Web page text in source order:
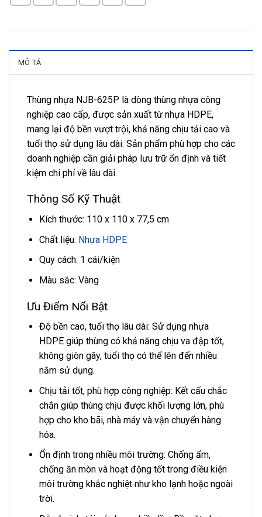
MÔ TẢ
Thùng nhựa NJB-625P là dòng thùng nhựa công
nghiệp cao cấp, được sản xuất từ nhựa HDPE,
mang lại độ bền vượt trội, khả năng chịu tải cao và
tuổi thọ sử dụng lâu dài. Sản phẩm phù hợp cho các
doanh nghiệp cần giải pháp lưu trữ ổn định và tiết
kiệm chi phí về lâu dài.
Thông Số Kỹ Thuật
Kích thước: 110 x 110 x 77,5 cm
Chất liệu: Nhựa HDPE
Quy cách: 1 cái/kiện
Màu sắc: Vàng
Ưu Điểm Nổi Bật
Độ bền cao, tuổi thọ lâu dài: Sử dụng nhựa
HDPE giúp thùng có khả năng chịu va đập tốt,
không giòn gãy, tuổi thọ có thể lên đến nhiều
năm sử dụng.
Chịu tải tốt, phù hợp công nghiệp: Kết cấu chắc
chắn giúp thùng chịu được khối lượng lớn, phù
hợp cho kho bãi, nhà máy và vận chuyển hàng
hóa.
Ổn định trong nhiều môi trường: Chống ẩm,
chống ăn mòn và hoạt động tốt trong điều kiện
môi trường khắc nghiệt như kho lạnh hoặc ngoài
trời.